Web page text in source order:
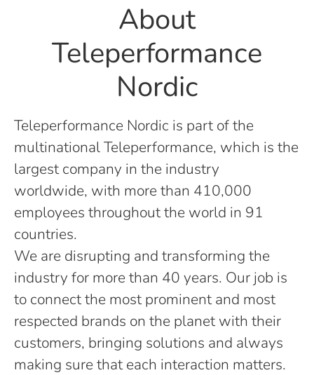
About
Teleperformance
Nordic
Teleperformance Nordic is part of the
multinational Teleperformance, which is the
largest company in the industry
worldwide, with more than 410,000
employees throughout the world in 91
countries.
We are disrupting and transforming the
industry for more than 40 years. Our job is
to connect the most prominent and most
respected brands on the planet with their
customers, bringing solutions and always
making sure that each interaction matters.